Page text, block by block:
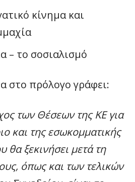
κίνημα και
– το σοσιαλισμό
στο πρόλογο γράφει:
των Θέσεων της ΚΕ για
και της εσωκομματικής
θα ξεκινήσει μετά τη
όπως και των τελικών